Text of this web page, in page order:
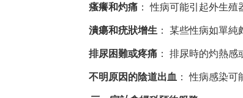
瘙癢和灼痛 ： 性病可能引起外生
潰瘍和疣狀增生 ： 某些性病如單
排尿困難或疼痛 ： 排尿時的灼熱
不明原因的陰道出血 ： 性病感染